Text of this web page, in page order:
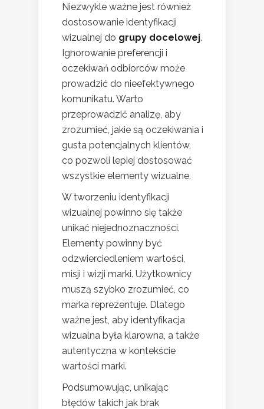
Niezwykle ważne jest również
dostosowanie identyfikacji
wizualnej do grupy docelowej.
Ignorowanie preferencji i
oczekiwań odbiorców może
prowadzić do nieefektywnego
komunikatu. Warto
przeprowadzić analizę, aby
zrozumieć, jakie są oczekiwania i
gusta potencjalnych klientów,
co pozwoli lepiej dostosować
wszystkie elementy wizualne.
W tworzeniu identyfikacji
wizualnej powinno się także
unikać niejednoznaczności.
Elementy powinny być
odzwierciedleniem wartości,
misji i wizji marki. Użytkownicy
muszą szybko zrozumieć, co
marka reprezentuje. Dlatego
ważne jest, aby identyfikacja
wizualna była klarowna, a także
autentyczna w kontekście
wartości marki.
Podsumowując, unikając
błędów takich jak brak